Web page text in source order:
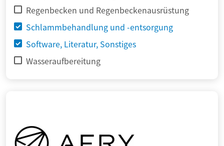
Regenbecken und Regenbeckenausrüstung
Schlammbehandlung und -entsorgung
Software, Literatur, Sonstiges
Wasseraufbereitung